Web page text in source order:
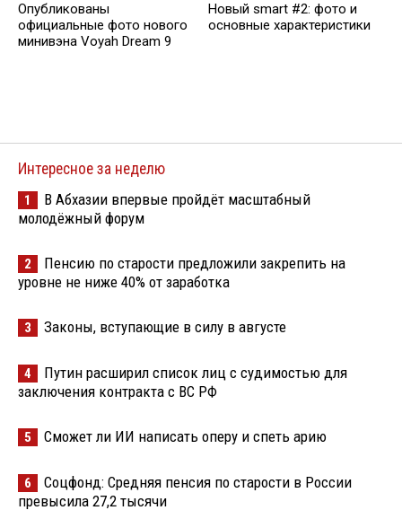
Опубликованы
официальные фото нового
минивэна Voyah Dream 9
Новый smart #2: фото и
основные характеристики
Интересное за неделю
1
В Абхазии впервые пройдёт масштабный
молодёжный форум
2
Пенсию по старости предложили закрепить на
уровне не ниже 40% от заработка
3 Законы, вступающие в силу в августе
4
Путин расширил список лиц с судимостью для
заключения контракта с ВС РФ
5 Сможет ли ИИ написать оперу и спеть арию
6
Соцфонд: Средняя пенсия по старости в России
превысила 27,2 тысячи